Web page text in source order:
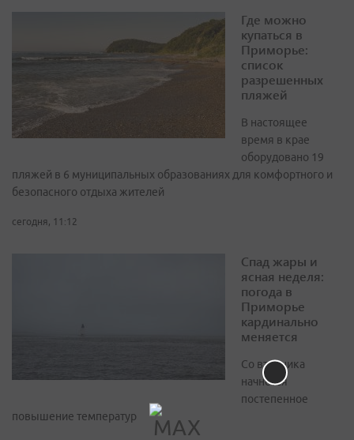
Где можно
купаться в
Приморье:
список
разрешенных
пляжей
В настоящее
время в крае
оборудовано 19
пляжей в 6 муниципальных образованиях для комфортного и
безопасного отдыха жителей
сегодня, 11:12
Спад жары и
ясная неделя:
погода в
Приморье
кардинально
меняется
Со вторника
начнётся
постепенное
повышение температур